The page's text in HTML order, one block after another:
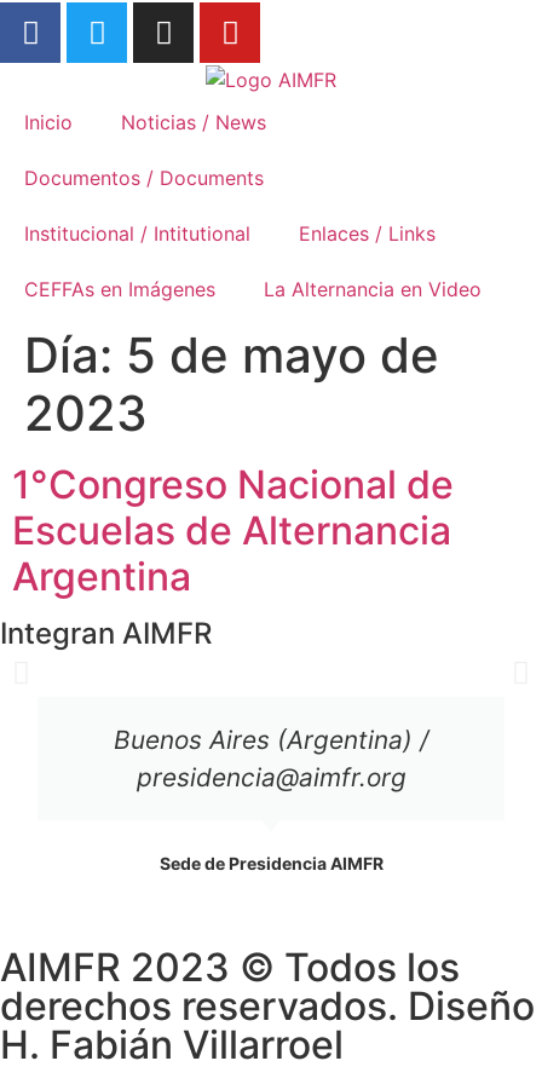
Inicio Noticias / News
Documentos / Documents
Institucional / Intitutional Enlaces / Links
CEFFAs en Imágenes La Alternancia en Video
Día: 5 de mayo de
2023
1°Congreso Nacional de
Escuelas de Alternancia
Argentina
Integran AIMFR
Buenos Aires (Argentina) /
presidencia@aimfr.org
Sede de Presidencia AIMFR
AIMFR 2023 © Todos los
derechos reservados. Diseño
H. Fabián Villarroel